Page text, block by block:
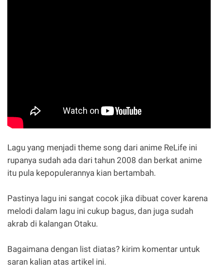
Lagu yang menjadi theme song dari anime ReLife ini
rupanya sudah ada dari tahun 2008 dan berkat anime
itu pula kepopulerannya kian bertambah.
Pastinya lagu ini sangat cocok jika dibuat cover karena
melodi dalam lagu ini cukup bagus, dan juga sudah
akrab di kalangan Otaku.
Bagaimana dengan list diatas? kirim komentar untuk
saran kalian atas artikel ini.